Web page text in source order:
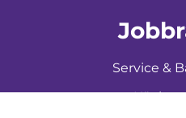
Service &
Küche